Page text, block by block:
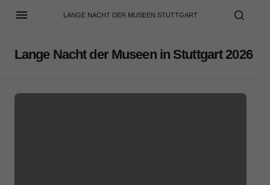
LANGE NACHT DER MUSEEN STUTTGART
Lange Nacht der Museen in Stuttgart 2026